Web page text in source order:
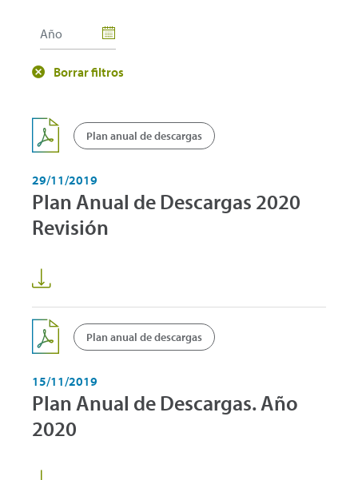
Borrar filtros
Plan anual de descargas
29/11/2019
Plan Anual de Descargas 2020
Revisión
Plan anual de descargas
15/11/2019
Plan Anual de Descargas. Año
2020